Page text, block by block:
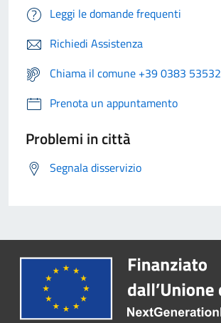
Leggi le domande frequenti
Richiedi Assistenza
Chiama il comune +39 0383 53532
Prenota un appuntamento
Problemi in città
Segnala disservizio